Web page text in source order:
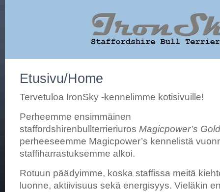
Etusivu/Home
Tervetuloa IronSky -kennelimme kotisivuille!
Perheemme ensimmäinen
staffordshirenbullterrieriuros Magicpower’s
perheeseemme Magicpower’s kennelistä
staffiharrastuksemme alkoi.
Rotuun päädyimme, koska staffissa meitä
luonne, aktiivisuus sekä energisyys. Vieläkin